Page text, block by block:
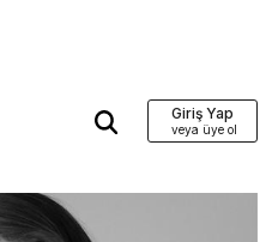
Giriş Yap